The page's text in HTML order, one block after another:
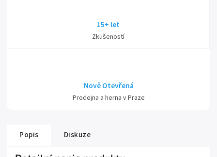
15+ let
Zkušeností
Nově Otevřená
Prodejna a herna v Praze
Popis Diskuze